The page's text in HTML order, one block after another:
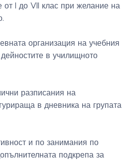
от I до VII клас при желание на
организация на учебния
в училищното
разписания на
в дневника на групата
и по занимания по
подкрепа за